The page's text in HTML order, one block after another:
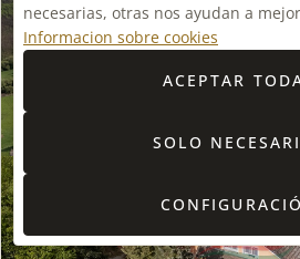
necesarias, otras nos ayudan a
Informacion sobre cookies
ACEPTAR
SOLO